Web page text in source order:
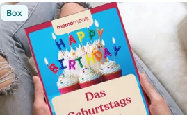
Box